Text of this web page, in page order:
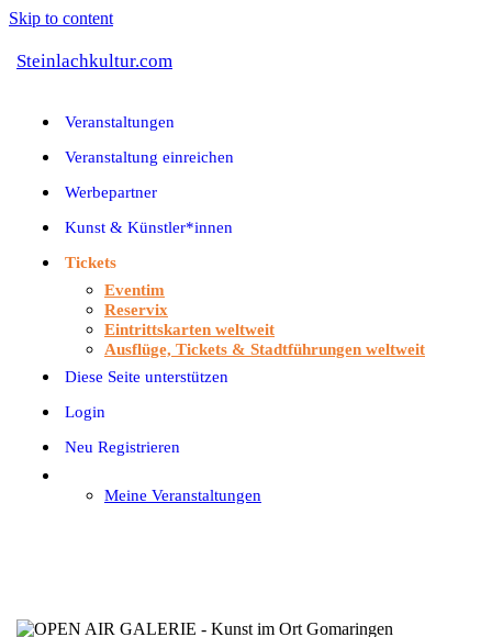
Skip to content
Steinlachkultur.com
Veranstaltungen
Veranstaltung einreichen
Werbepartner
Kunst & Künstler*innen
Tickets
Eventim
Reservix
Eintrittskarten weltweit
Ausflüge, Tickets & Stadtführungen weltweit
Diese Seite unterstützen
Login
Neu Registrieren
Meine Veranstaltungen